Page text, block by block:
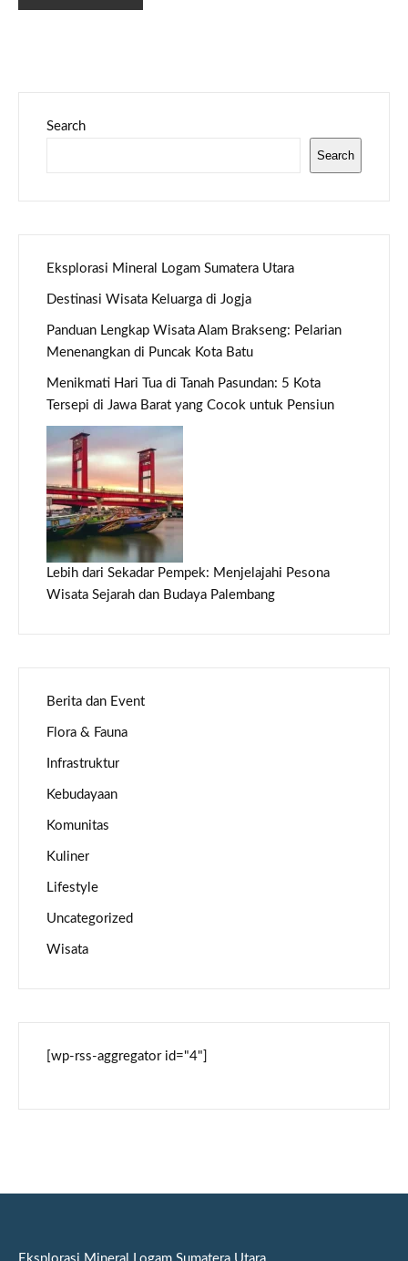
Search
Search
Eksplorasi Mineral Logam Sumatera Utara
Destinasi Wisata Keluarga di Jogja
Panduan Lengkap Wisata Alam Brakseng: Pelarian
Menenangkan di Puncak Kota Batu
Menikmati Hari Tua di Tanah Pasundan: 5 Kota
Tersepi di Jawa Barat yang Cocok untuk Pensiun
Lebih dari Sekadar Pempek: Menjelajahi Pesona
Wisata Sejarah dan Budaya Palembang
Berita dan Event
Flora & Fauna
Infrastruktur
Kebudayaan
Komunitas
Kuliner
Lifestyle
Uncategorized
Wisata
[wp-rss-aggregator id="4"]